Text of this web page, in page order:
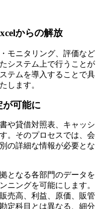
からの解放
モニタリング、評価など
システム上で行うことが
テムを導入することで具
します。
が可能に
や貸借対照表、キャッシ
。そのプロセスでは、会
の詳細な情報が必要とな
となる各部門のデータを
ニングを可能にします。
売高、利益、原価、販管
定科目とは異なる、細分